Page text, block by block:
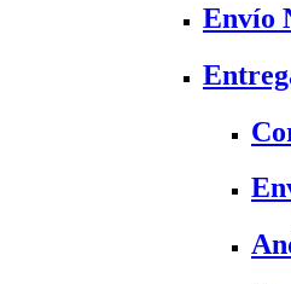
Envío